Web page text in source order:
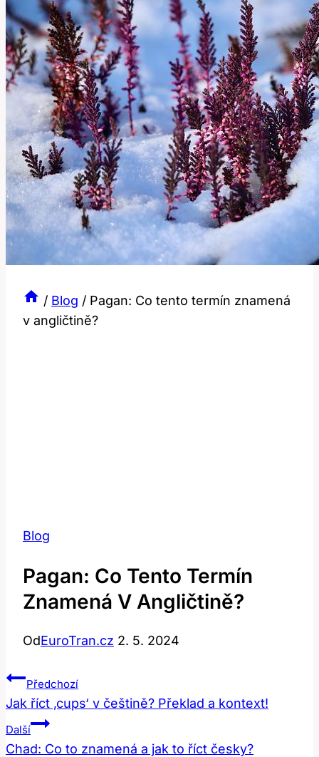
/ Blog / Pagan: Co tento termín znamená
v angličtině?
Blog
Pagan: Co Tento Termín
Znamená V Angličtině?
OdEuroTran.cz 2. 5. 2024
Navigace
Pro
Příspěvek
Předchozí
Jak říct ‚cups‘ v češtině? Překlad a kontext!
Další
Chad: Co to znamená a jak to říct česky?